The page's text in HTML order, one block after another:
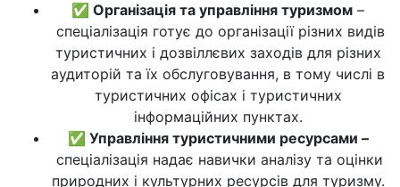
✅ Організація та управління туризмом –
спеціалізація готує до організації різних видів
туристичних і дозвіллєвих заходів для різних
аудиторій та їх обслуговування, в тому числі в
туристичних офісах і туристичних
інформаційних пунктах.
✅ Управління туристичними ресурсами –
спеціалізація надає навички аналізу та оцінки
природних і культурних ресурсів для туризму.